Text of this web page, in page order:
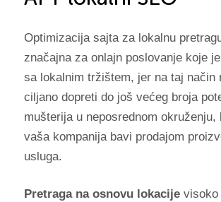
Optimizacija sajta za lokalnu
značajna za onlajn poslovanje koje
sa lokalnim tržištem, jer na taj način
ciljano dopreti do još većeg broja
mušterija u neposrednom okruženju,
vaša kompanija bavi prodajom
usluga.
Pretraga na osnovu lokacijevisoko